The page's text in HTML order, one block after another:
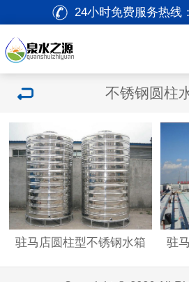
24小时免费服务热线：
不锈钢圆柱
驻马店圆柱型不锈钢水箱 驻